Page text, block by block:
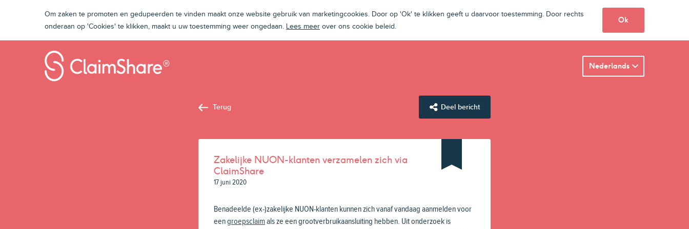
Om zaken te promoten en gedupeerden te vinden maakt onze website gebruik van marketingcookies. Door op 'Ok' te klikken geeft u daarvoor toestemming. Door rechts
onderaan op 'Cookies' te klikken, maakt u uw toestemming weer ongedaan. Lees meer over ons cookie beleid.
Ok
Nederlands
Terug Deel bericht
Zakelijke NUON-klanten verzamelen zich via
ClaimShare
17 juni 2020
Benadeelde (ex-)zakelijke NUON-klanten kunnen zich vanaf vandaag aanmelden voor
eengroepsclaim als ze een grootverbruikaansluiting hebben. Uit onderzoek is